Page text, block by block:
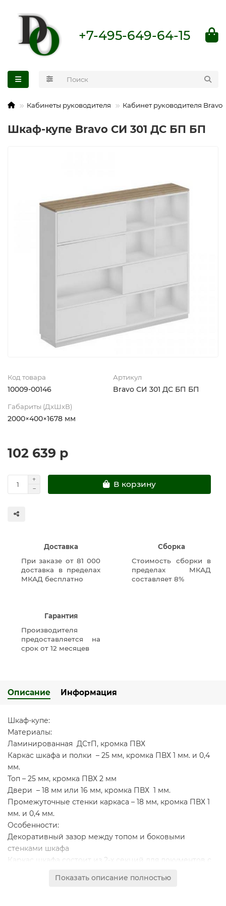
+7-495-649-64-15
Кабинеты руководителя Кабинет руководителя Bravo
Шкаф-купе Bravo СИ 301 ДС БП БП
Код товара
10009-00146
Артикул
Bravo СИ 301 ДС БП БП
Габариты (ДхШхВ)
2000×400×1678 мм
102 639 р
В корзину
Доставка
При заказе от 81 000
доставка в пределах
МКАД бесплатно
Сборка
Стоимость сборки в
пределах МКАД
составляет 8%
Гарантия
Производителя
предоставляется на
срок от 12 месяцев
Описание Информация
Шкаф-купе:
Материалы:
Ламинированная ДСтП, кромка ПВХ
Каркас шкафа и полки – 25 мм, кромка ПВХ 1 мм. и 0,4
мм.
Топ – 25 мм, кромка ПВХ 2 мм
Двери – 18 мм или 16 мм, кромка ПВХ 1 мм.
Промежуточные стенки каркаса – 18 мм, кромка ПВХ 1
мм. и 0,4 мм.
Особенности:
Декоративный зазор между топом и боковыми
стенками шкафа
Каркас шкафа состоит из 2-х секций для документов с
Показать описание полностью